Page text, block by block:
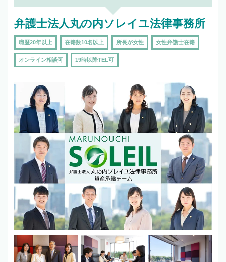
弁護士法人丸の内ソレイユ法律事務所
職歴20年以上 在籍数10名以上 所長が女性 女性弁護士在籍
オンライン相談可 19時以降TEL可